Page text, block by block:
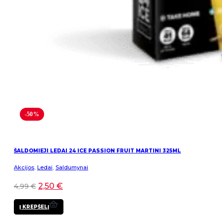
-50%
ŠALDOMIEJI LEDAI 24 ICE PASSION FRUIT MARTINI 325ML
Akcijos, Ledai, Saldumynai
4,99€ 2,50 €
Į KREPŠELĮ